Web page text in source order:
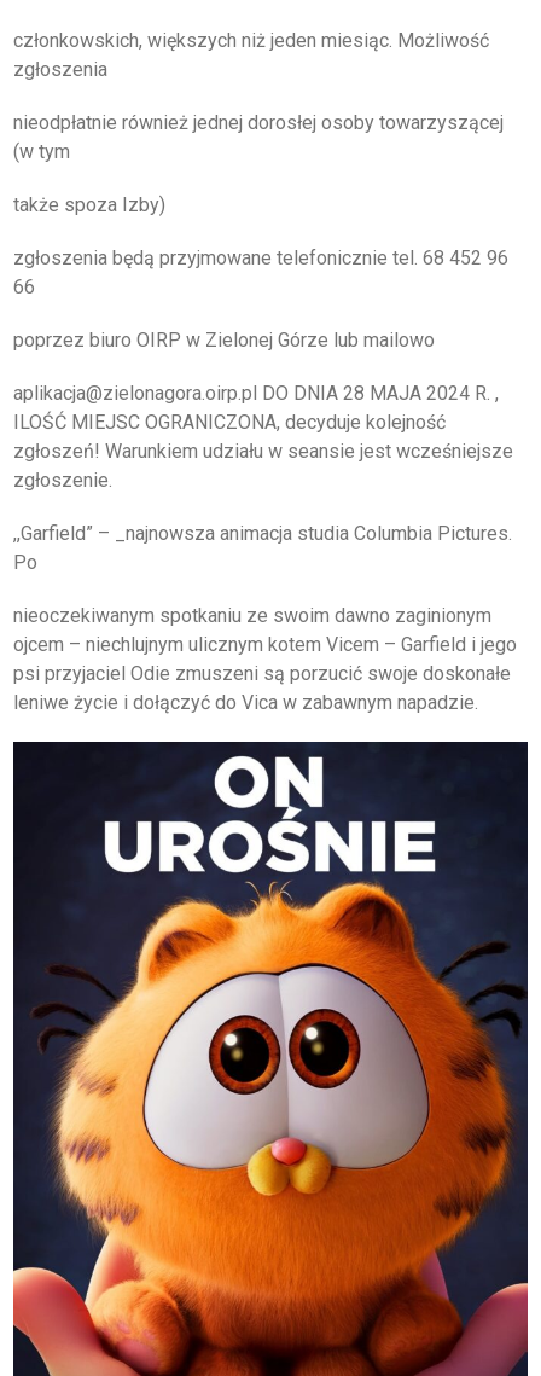
LISTA RADCOW
członkowskich, większych niż jeden miesiąc. Możliwość
zgłoszenia
nieodpłatnie również jednej dorosłej osoby towarzyszącej
(w tym
także spoza Izby)
zgłoszenia będą przyjmowane telefonicznie tel. 68 452 96
66
poprzez biuro OIRP w Zielonej Górze lub mailowo
aplikacja@zielonagora.oirp.pl DO DNIA 28 MAJA 2024 R. ,
ILOŚĆ MIEJSC OGRANICZONA, decyduje kolejność
zgłoszeń! Warunkiem udziału w seansie jest wcześniejsze
zgłoszenie.
,,Garfield” – _najnowsza animacja studia Columbia Pictures.
Po
nieoczekiwanym spotkaniu ze swoim dawno zaginionym
ojcem – niechlujnym ulicznym kotem Vicem – Garfield i jego
psi przyjaciel Odie zmuszeni są porzucić swoje doskonałe
leniwe życie i dołączyć do Vica w zabawnym napadzie.